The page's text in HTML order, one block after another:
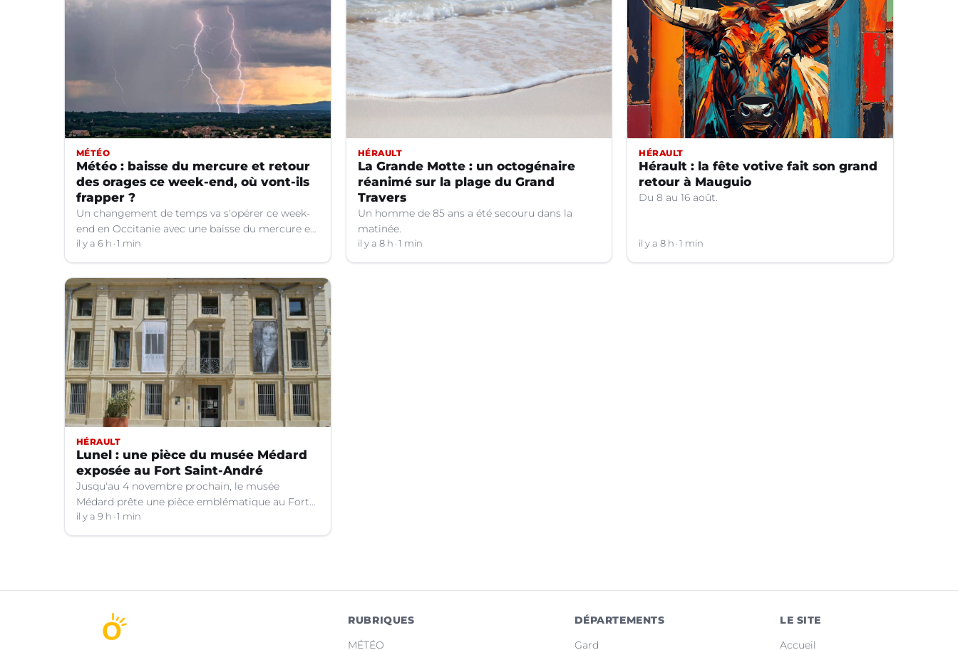
MÉTÉO
Météo : baisse du mercure et retour
des orages ce week-end, où vont-ils
frapper ?
Un changement de temps va s'opérer ce week-
end en Occitanie avec une baisse du mercure et
le retour d'orages dans certains départements.
il y a 6 h 1 min
HÉRAULT
La Grande Motte : un octogénaire
réanimé sur la plage du Grand
Travers
Un homme de 85 ans a été secouru dans la
matinée.
il y a 8 h 1 min
HÉRAULT
Hérault : la fête votive fait son grand
retour à Mauguio
Du 8 au 16 août.
il y a 8 h 1 min
HÉRAULT
Lunel : une pièce du musée Médard
exposée au Fort Saint-André
Jusqu'au 4 novembre prochain, le musée
Médard prête une pièce emblématique au Fort
Saint-André à Villeneuve-lez-Avignon (Gard).
il y a 9 h 1 min
RUBRIQUES
MÉTÉO
DÉPARTEMENTS
Gard
LE SITE
Accueil